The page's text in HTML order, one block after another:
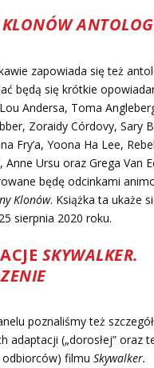
zapowiada się też
będą się krótkie
Andersa, Toma
Zoraidy Córdovy, Sary
Fry’a, Yoona Ha Lee,
Anne Ursu oraz Grega Van
będę odcinkami
Klonów. Książka ta ukaże
sierpnia 2020 roku.
SKYWALKER.
poznaliśmy też
adaptacji („dorosłej” oraz
odbiorców) filmu Skywalker.